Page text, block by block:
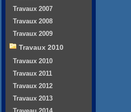
Travaux 2007
Travaux 2008
Travaux 2009
Travaux 2010
Travaux 2010
Travaux 2011
Travaux 2012
Travaux 2013